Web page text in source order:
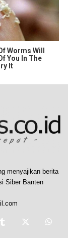
Worms Will
You In The
It
menyajikan berita
Siber Banten